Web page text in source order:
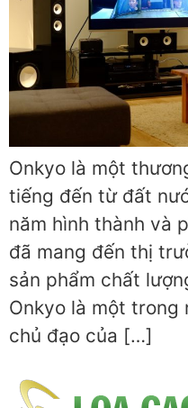
Onkyo là một
tiếng đến từ đất
năm hình thành và
đã mang đến thị
sản phẩm chất
Onkyo là một trong
chủ đạo của […]